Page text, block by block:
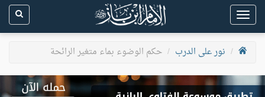
Toggle
navigation
نور على الدرب
حكم الوضوء بماء متغير الرائحة